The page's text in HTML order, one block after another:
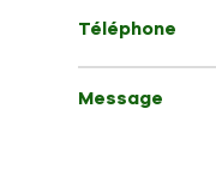
Téléphone
Message